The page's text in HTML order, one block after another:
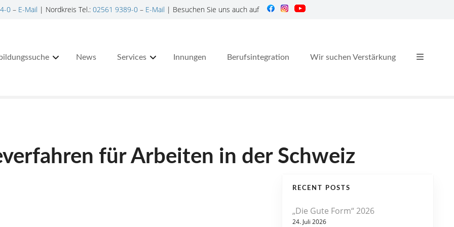
0– E-Mail | Nordkreis Tel.: 02561 9389-0– E-Mail | Besuchen Sie uns auch auf
News Services Innungen Berufsintegration Wir suchen Verstärkung
für Arbeiten in der Schweiz
RECENT POSTS
„Die Gute Form“ 2026
24. Juli 2026